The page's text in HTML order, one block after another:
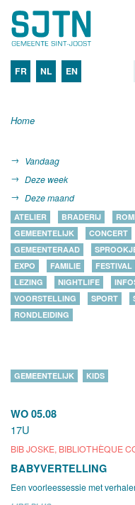
FR NL EN
Home
Vandaag
Deze week
Deze maand
ATELIER BRADERIJ
GEMEENTELIJK
CONCERT
GEMEENTERAAD
EXPO
FAMILIE FESTIVAL
LEZING
NIGHTLIFE
VOORSTELLING
SPORT
RONDLEIDING
WO 05.08
17U
BIB JOSKE, BIBLIOTHÈQUE
GEMEENTELIJK KIDS
BABYVERTELLING
Een voorleessessie met